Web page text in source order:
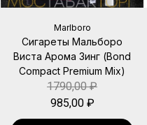
Marlboro
Сигареты Мальборо
Виста Арома Зинг (Bond
Compact Premium Mix)
1790,00₽
985,00 ₽